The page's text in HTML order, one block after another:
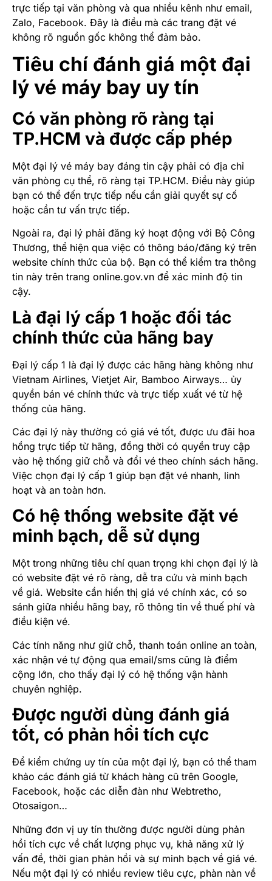
trực tiếp tại văn phòng và qua nhiều kênh như email,
Zalo, Facebook. Đây là điều mà các trang đặt vé
không rõ nguồn gốc không thể đảm bảo.
Tiêu chí đánh giá một đại
lý vé máy bay uy tín
Có văn phòng rõ ràng tại
TP.HCM và được cấp phép
Một đại lý vé máy bay đáng tin cậy phải có địa chỉ
văn phòng cụ thể, rõ ràng tại TP.HCM. Điều này giúp
bạn có thể đến trực tiếp nếu cần giải quyết sự cố
hoặc cần tư vấn trực tiếp.
Ngoài ra, đại lý phải đăng ký hoạt động với Bộ Công
Thương, thể hiện qua việc có thông báo/đăng ký trên
website chính thức của bộ. Bạn có thể kiểm tra thông
tin này trên trang online.gov.vn để xác minh độ tin
cậy.
Là đại lý cấp 1 hoặc đối tác
chính thức của hãng bay
Đại lý cấp 1 là đại lý được các hãng hàng không như
Vietnam Airlines, Vietjet Air, Bamboo Airways… ủy
quyền bán vé chính thức và trực tiếp xuất vé từ hệ
thống của hãng.
Các đại lý này thường có giá vé tốt, được ưu đãi hoa
hồng trực tiếp từ hãng, đồng thời có quyền truy cập
vào hệ thống giữ chỗ và đổi vé theo chính sách hãng.
Việc chọn đại lý cấp 1 giúp bạn đặt vé nhanh, linh
hoạt và an toàn hơn.
Có hệ thống website đặt vé
minh bạch, dễ sử dụng
Một trong những tiêu chí quan trọng khi chọn đại lý là
có website đặt vé rõ ràng, dễ tra cứu và minh bạch
về giá. Website cần hiển thị giá vé chính xác, có so
sánh giữa nhiều hãng bay, rõ thông tin về thuế phí và
điều kiện vé.
Các tính năng như giữ chỗ, thanh toán online an toàn,
xác nhận vé tự động qua email/sms cũng là điểm
cộng lớn, cho thấy đại lý có hệ thống vận hành
chuyên nghiệp.
Được người dùng đánh giá
tốt, có phản hồi tích cực
Để kiểm chứng uy tín của một đại lý, bạn có thể tham
khảo các đánh giá từ khách hàng cũ trên Google,
Facebook, hoặc các diễn đàn như Webtretho,
Otosaigon…
Những đơn vị uy tín thường được người dùng phản
hồi tích cực về chất lượng phục vụ, khả năng xử lý
vấn đề, thời gian phản hồi và sự minh bạch về giá vé.
Nếu một đại lý có nhiều review tiêu cực, phàn nàn về